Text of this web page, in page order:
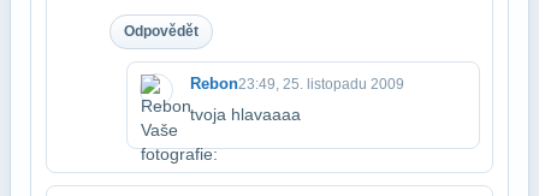
Odpovědět
Rebon23:49, 25. listopadu 2009
tvoja hlavaaaa